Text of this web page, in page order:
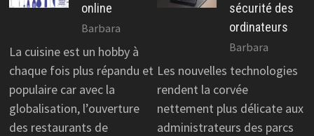
online
Barbara
La cuisine est un hobby à
chaque fois plus répandu et
populaire car avec la
globalisation, l’ouverture
des restaurants de
sécurité des
ordinateurs
Barbara
Les nouvelles technologies
rendent la corvée
nettement plus délicate aux
administrateurs des parcs